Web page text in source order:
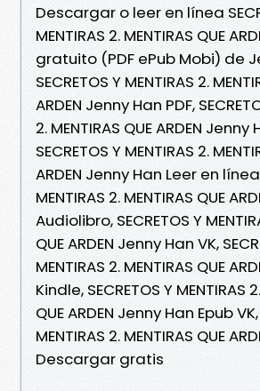
Descargar o leer en línea
MENTIRAS 2. MENTIRAS QUE
gratuito (PDF ePub Mobi) de
SECRETOS Y MENTIRAS 2.
ARDEN Jenny Han PDF,
2. MENTIRAS QUE ARDEN Jenny
SECRETOS Y MENTIRAS 2.
ARDEN Jenny Han Leer en línea
MENTIRAS 2. MENTIRAS QUE
Audiolibro, SECRETOS Y
QUE ARDEN Jenny Han VK,
MENTIRAS 2. MENTIRAS QUE
Kindle, SECRETOS Y MENTIRAS
QUE ARDEN Jenny Han Epub VK,
MENTIRAS 2. MENTIRAS QUE
Descargar gratis